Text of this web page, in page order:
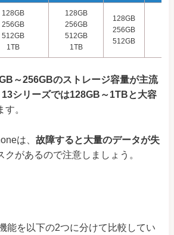
128GB
256GB
512GB
1TB
128GB
256GB
512GB
1TB
128GB
256GB
512GB
～256GBのストレージ容量が主流
シリーズでは128GB～1TBと大容
す。
は、 故障すると大量のデータが失
クがあるので注意しましょう。
能を以下の2つに分けて比較してい